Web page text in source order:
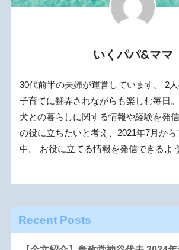
いくパパ&ママ
30代前半の夫婦が運営しています。 2
子育てに翻弄されながらも楽しむ毎日
犬との暮らしに関する情報や経験を発
の役に立ちたいと考え、2021年7月か
中。 お役に立てる情報を発信できるよ
Recent Posts